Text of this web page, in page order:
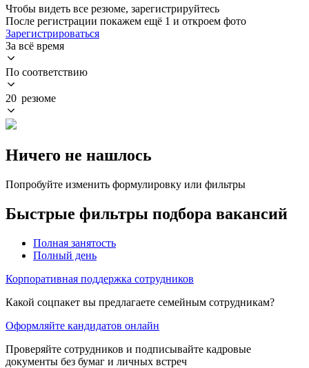
Чтобы видеть все резюме, зарегистрируйтесь
После регистрации покажем ещё 1 и откроем фото
Зарегистрироваться
За всё время
По соответствию
20 резюме
Ничего не нашлось
Попробуйте изменить формулировку или фильтры
Быстрые фильтры подбора вакансий
Полная занятость
Полный день
Корпоративная поддержка сотрудников
Какой соцпакет вы предлагаете семейным сотрудникам?
Оформляйте кандидатов онлайн
Проверяйте сотрудников и подписывайте кадровые
документы без бумаг и личных встреч